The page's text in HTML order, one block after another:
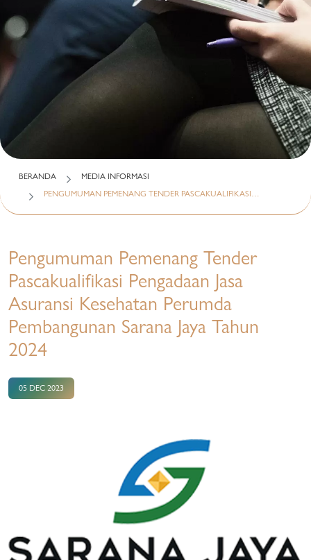
BERANDA
MEDIA INFORMASI
PENGUMUMAN PEMENANG TENDER PASCAKUALIFIKASI…
Pengumuman Pemenang Tender
Pascakualifikasi Pengadaan Jasa
Asuransi Kesehatan Perumda
Pembangunan Sarana Jaya Tahun
2024
05 DEC 2023